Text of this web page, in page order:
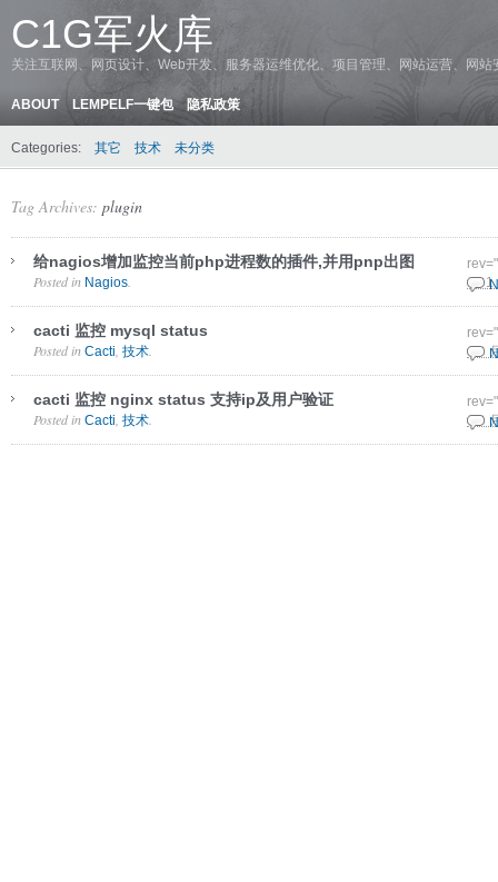
C1G军火库
关注互联网、网页设计、Web开发、服务器运维优化、项目管理、网站运营、网
ABOUT LEMPELF一键包 隐私政策
Categories: 其它 技术 未分类
Tag Archives: plugin
给nagios增加监控当前php进程数的插件,并用pnp出图
16 1
Posted in Nagios
cacti 监控 mysql status
4 8
Posted in Cacti 技术
cacti 监控 nginx status 支持ip及用户验证
4 8
Posted in Cacti 技术